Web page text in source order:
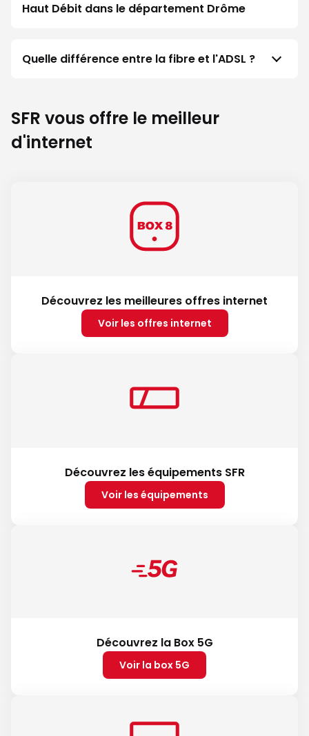
Haut Débit dans le département Drôme
Quelle différence entre la fibre et l'ADSL ?
SFR vous offre le meilleur
d'internet
Découvrez les meilleures offres internet
Voir les offres internet
Découvrez les équipements SFR
Voir les équipements
Découvrez la Box 5G
Voir la box 5G